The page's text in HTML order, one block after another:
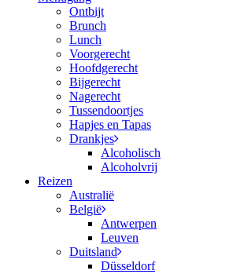
Ontbijt
Brunch
Lunch
Voorgerecht
Hoofdgerecht
Bijgerecht
Nagerecht
Tussendoortjes
Hapjes en Tapas
Drankjes
Alcoholisch
Alcoholvrij
Reizen
Australië
België
Antwerpen
Leuven
Duitsland
Düsseldorf